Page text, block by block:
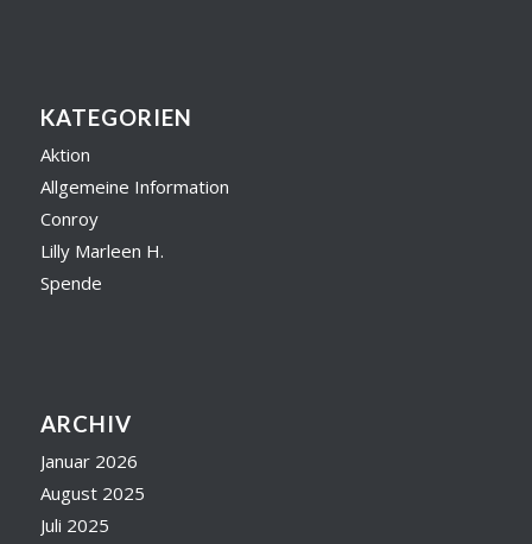
KATEGORIEN
Aktion
Allgemeine Information
Conroy
Lilly Marleen H.
Spende
ARCHIV
Januar 2026
August 2025
Juli 2025